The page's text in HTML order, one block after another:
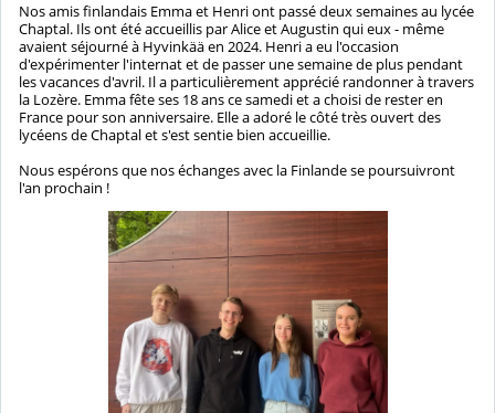
Nos amis finlandais Emma et Henri ont passé deux semaines au lycée
Chaptal. Ils ont été accueillis par Alice et Augustin qui eux - même
avaient séjourné à Hyvinkää en 2024. Henri a eu l'occasion
d'expérimenter l'internat et de passer une semaine de plus pendant
les vacances d'avril. Il a particulièrement apprécié randonner à travers
la Lozère. Emma fête ses 18 ans ce samedi et a choisi de rester en
France pour son anniversaire. Elle a adoré le côté très ouvert des
lycéens de Chaptal et s'est sentie bien accueillie.
Nous espérons que nos échanges avec la Finlande se poursuivront
l'an prochain !